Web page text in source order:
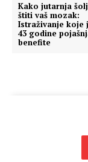
Kako jutarnja
štiti vaš mozak:
Istraživanje koje
43 godine
benefite